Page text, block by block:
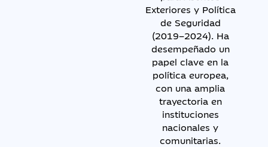
Exteriores y Política
de Seguridad
(2019–2024). Ha
desempeñado un
papel clave en la
política europea,
con una amplia
trayectoria en
instituciones
nacionales y
comunitarias.